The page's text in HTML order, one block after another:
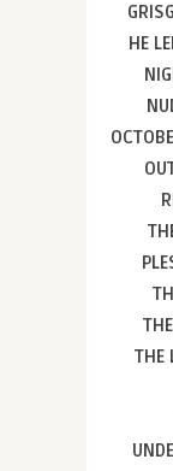
HE
THE